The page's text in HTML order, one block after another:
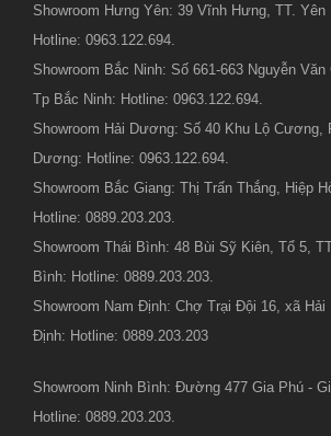
Showroom Hưng Yên: 39 Vĩnh Hưng, TT.
Hotline: 0963.122.694.
Showroom Bắc Ninh: Số 661-663 Nguyễn
Tp Bắc Ninh: Hotline: 0963.122.694.
Showroom Hải Dương: Số 40 Khu Lộ Cương,
Dương: Hotline: 0963.122.694.
Showroom Bắc Giang: Thị Trấn Thắng, Hiệp
Hotline: 0889.203.203.
Showroom Thái Bình: 48 Bùi Sỹ Kiên, Tổ 5,
Bình: Hotline: 0889.203.203.
Showroom Nam Định: Chợ Trại Đội 16, xã Hải
Định: Hotline: 0889.203.203
Showroom Ninh Bình: Đường 477 Gia Phú -
Hotline: 0889.203.203.